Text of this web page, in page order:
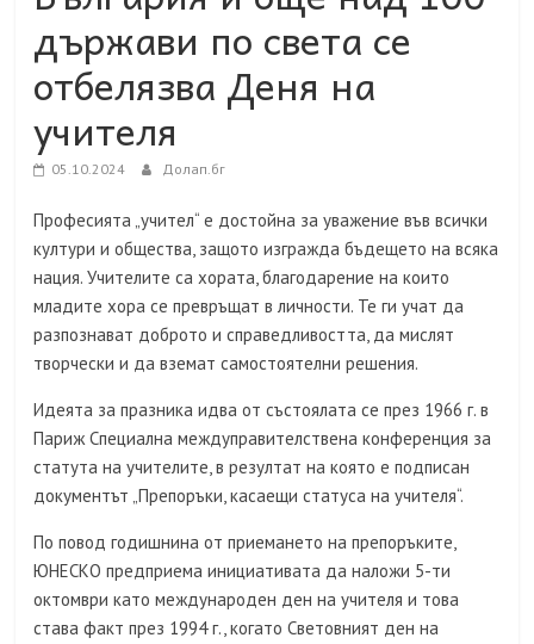
държави по света се
отбелязва Деня на
учителя
05.10.2024 Долап.бг
Професията „учител“ е достойна за уважение във всички
култури и общества, защото изгражда бъдещето на всяка
нация. Учителите са хората, благодарение на които
младите хора се превръщат в личности. Те ги учат да
разпознават доброто и справедливостта, да мислят
творчески и да вземат самостоятелни решения.
Идеята за празника идва от състоялата се през 1966 г. в
Париж Специална междуправителствена конференция за
статута на учителите, в резултат на която е подписан
документът „Препоръки, касаещи статуса на учителя“.
По повод годишнина от приемането на препоръките,
ЮНЕСКО предприема инициативата да наложи 5-ти
октомври като международен ден на учителя и това
става факт през 1994 г., когато Световният ден на